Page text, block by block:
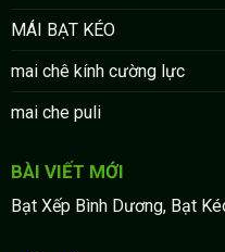
MÁI BẠT KÉO
mai chê kính cường lực
mai che puli
BÀI VIẾT MỚI
Bạt Xếp Bình Dương, Bạt